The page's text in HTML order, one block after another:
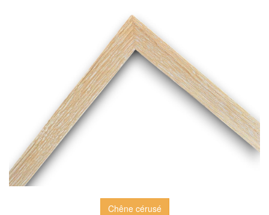
Chêne cérusé